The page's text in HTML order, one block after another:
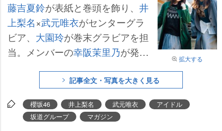
拡大する
藤吉夏鈴が表紙と巻頭を飾り、 井
上梨名×武元唯衣がセンターグラ
ビア、 大園玲が巻末グラビアを担
当。メンバーの幸阪茉里乃が発信
代はいのちゅけ」と話題になって
いる井上&武元の2ショットグラビ
アが公開された。
記事全文・写真を大きく見る
櫻坂46 井上梨名 武元唯衣
アイドル
坂道グループ
マガジン